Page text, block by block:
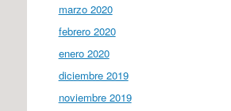
marzo 2020
febrero 2020
enero 2020
diciembre 2019
noviembre 2019